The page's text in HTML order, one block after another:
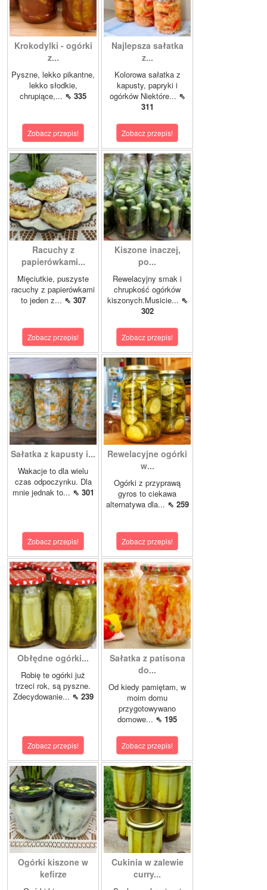
Krokodylki - ogórki
z...
Pyszne, lekko pikantne,
lekko słodkie,
chrupiące,... ⇖ 335
Zobacz przepis!
Najlepsza sałatka
z...
Kolorowa sałatka z
kapusty, papryki i
ogórków Niektóre... ⇖
311
Zobacz przepis!
Racuchy z
papierówkami...
Mięciutkie, puszyste
racuchy z papierówkami
to jeden z... ⇖ 307
Zobacz przepis!
Kiszone inaczej,
po...
Rewelacyjny smak i
chrupkość ogórków
kiszonych.Musicie... ⇖
302
Zobacz przepis!
Sałatka z kapusty i...
Wakacje to dla wielu
czas odpoczynku. Dla
mnie jednak to... ⇖ 301
Zobacz przepis!
Rewelacyjne ogórki
w...
Ogórki z przyprawą
gyros to ciekawa
alternatywa dla... ⇖ 259
Zobacz przepis!
Obłędne ogórki...
Robię te ogórki już
trzeci rok, są pyszne.
Zdecydowanie... ⇖ 239
Zobacz przepis!
Sałatka z patisona
do...
Od kiedy pamiętam, w
moim domu
przygotowywano
domowe... ⇖ 195
Zobacz przepis!
Ogórki kiszone w
kefirze
Cukinia w zalewie
curry...